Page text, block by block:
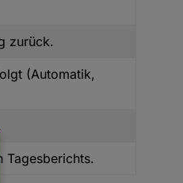
zurück.
(Automatik,
Tagesberichts.